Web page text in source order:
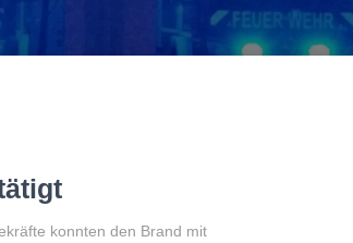
konnten den Brand mit